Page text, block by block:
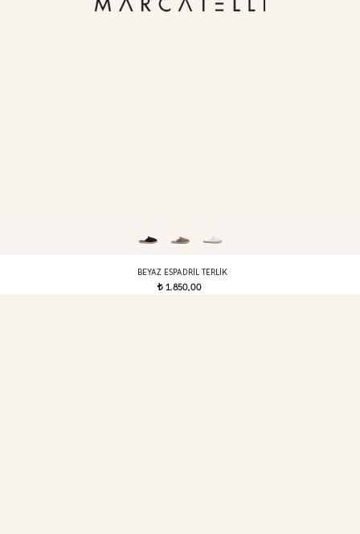
BEYAZ ESPADRIL TERLIK
t1.850,00